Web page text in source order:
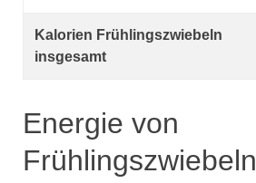
Kalorien Frühlingszwiebeln
insgesamt
Energie von
Frühlingszwiebeln